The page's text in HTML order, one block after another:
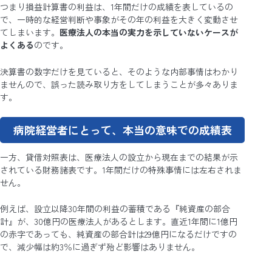
つまり損益計算書の利益は、1年間だけの成績を表しているの
で、一時的な経営判断や事象がその年の利益を大きく変動させ
てしまいます。 医療法人の本当の実力を示していないケースが
よくあるのです。
決算書の数字だけを見ていると、そのような内部事情はわかり
ませんので、誤った読み取り方をしてしまうことが多々ありま
す。
病院経営者にとって、本当の意味での成績表
一方、貸借対照表は、医療法人の設立から現在までの結果が示
されている財務諸表です。1年間だけの特殊事情には左右されま
せん。
例えば、設立以降30年間の利益の蓄積である『純資産の部合
計』が、30億円の医療法人があるとします。直近1年間に1億円
の赤字であっても、純資産の部合計は29億円になるだけですの
で、減少幅は約3％に過ぎず殆ど影響はありません。